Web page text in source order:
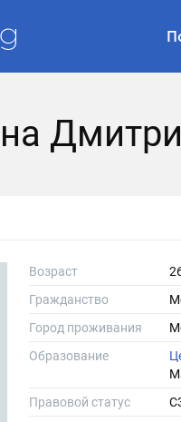
Возраст
Гражданство
Город проживания
Образование
Правовой статус